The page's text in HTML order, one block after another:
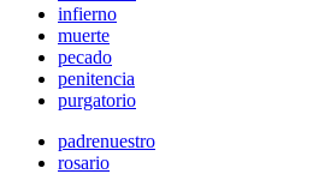
infierno
muerte
pecado
penitencia
purgatorio
padrenuestro
rosario